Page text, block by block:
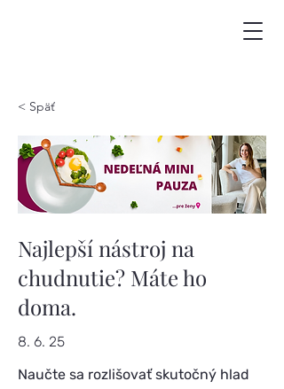
< Späť
Najlepší nástroj na
chudnutie? Máte ho
doma.
8. 6. 25
Naučte sa rozlišovať skutočný hlad